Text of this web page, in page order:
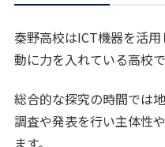
秦野高校はICT機器を活
動に力を入れている高校で
総合的な探究の時間では
調査や発表を行い主体性
ます。